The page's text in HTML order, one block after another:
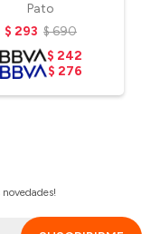
Pato
$ 293 $690
$ 242
$ 276